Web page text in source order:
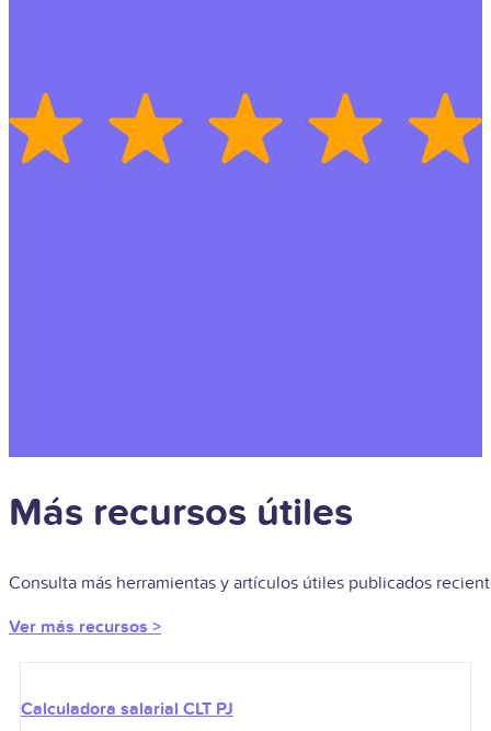
Más recursos útiles
Consulta más herramientas y artículos útiles publicados
Ver más recursos >
Calculadora salarial CLT PJ